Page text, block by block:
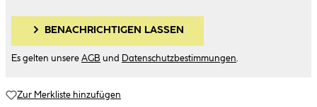
BENACHRICHTIGEN LASSEN
Es gelten unsere AGB und Datenschutzbestimmungen
Zur Merkliste hinzufügen